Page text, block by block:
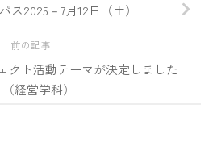
ス2025－7月12日（土）
前の記事
クト活動テーマが決定しました
（経営学科）